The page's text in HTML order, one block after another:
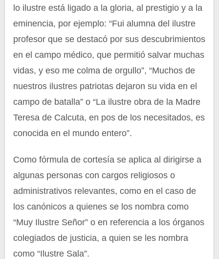
lo ilustre está ligado a la gloria, al prestigio y a la
eminencia, por ejemplo: “Fui alumna del ilustre
profesor que se destacó por sus descubrimientos
en el campo médico, que permitió salvar muchas
vidas, y eso me colma de orgullo”, “Muchos de
nuestros ilustres patriotas dejaron su vida en el
campo de batalla” o “La ilustre obra de la Madre
Teresa de Calcuta, en pos de los necesitados, es
conocida en el mundo entero”.
Como fórmula de cortesía se aplica al dirigirse a
algunas personas con cargos religiosos o
administrativos relevantes, como en el caso de
los canónicos a quienes se los nombra como
“Muy Ilustre Señor” o en referencia a los órganos
colegiados de justicia, a quien se les nombra
como “Ilustre Sala”.